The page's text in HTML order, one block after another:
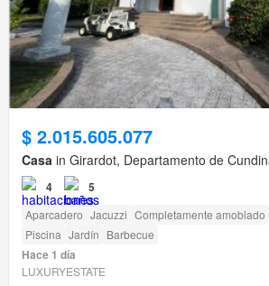
$ 2.015.605.077
Casa in Girardot, Departamento de
4 5
Aparcadero Jacuzzi Completamente amoblado
Piscina Jardín Barbecue
Hace 1 día
LUXURYESTATE